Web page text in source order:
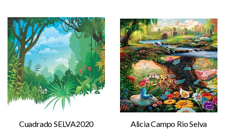
Cuadrado SELVA2020 Alicia Campo Rio Selva